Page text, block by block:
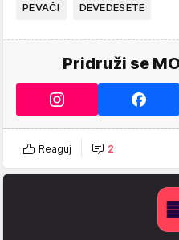
PEVAČI DEVEDESETE
Pridruži se
Reaguj 2